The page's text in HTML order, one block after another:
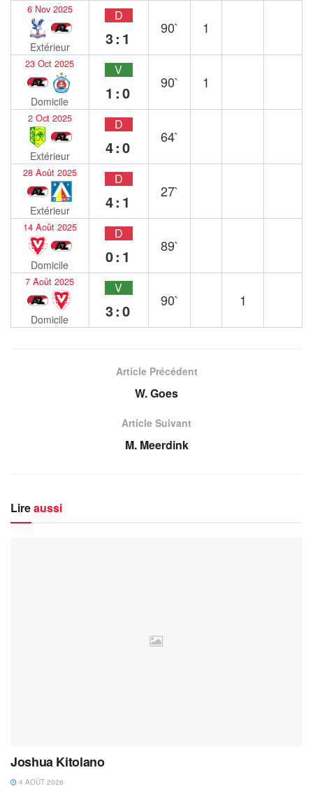
6 Nov 2025
Extérieur
D
3:1
90` 1
23 Oct 2025
Domicile
V
1:0
90` 1
2 Oct 2025
Extérieur
D
4:0
64`
28 Août 2025
Extérieur
D
4:1
27`
14 Août 2025
Domicile
D
0:1
89`
7 Août 2025
Domicile
V
3:0
90` 1
Article Précédent
W. Goes
Article Suivant
M. Meerdink
Lireaussi
Joshua Kitolano
4 AOÛT 2026